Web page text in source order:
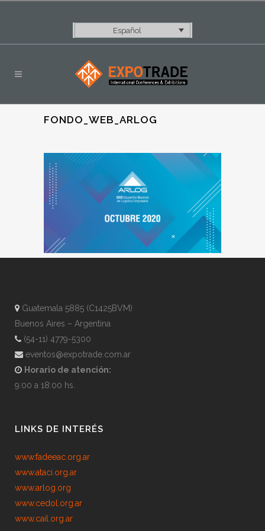
Español
FONDO_WEB_ARLOG
Guatemala 5885 (C1425BVM)
Buenos Aires – Argentina
(54-11) 4779-5300
eventos@expotrade.com.ar
Horario de atención:
9:00 a 18:00 hs.
LINKS DE INTERÉS
www.fadeeac.org.ar
www.ataci.org.ar
www.arlog.org
www.cedol.org.ar
www.cail.org.ar